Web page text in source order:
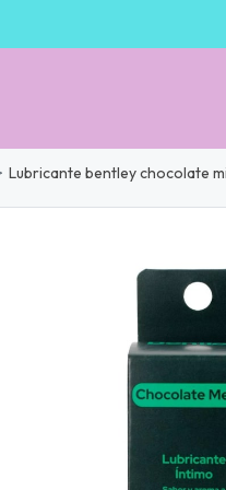
Lubricante bentley chocolate